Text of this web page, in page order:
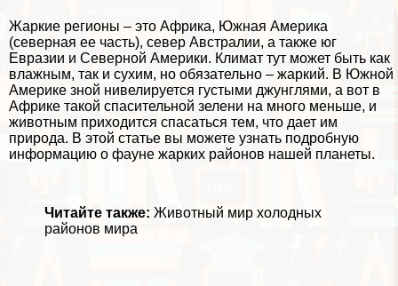
Жаркие регионы – это Африка, Южная Америка
(северная ее часть), север Австралии, а также юг
Евразии и Северной Америки. Климат тут может быть как
влажным, так и сухим, но обязательно – жаркий. В Южной
Америке зной нивелируется густыми джунглями, а вот в
Африке такой спасительной зелени на много меньше, и
животным приходится спасаться тем, что дает им
природа. В этой статье вы можете узнать подробную
информацию о фауне жарких районов нашей планеты.
Читайте также: Животный мир холодных
районов мира